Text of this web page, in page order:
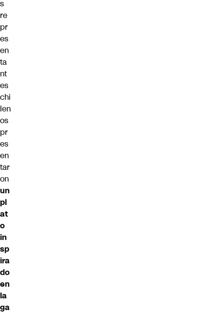
s
re
pr
es
en
ta
nt
es
chi
len
os
pr
es
en
tar
on
un
pl
at
o
in
sp
ira
do
en
la
ga